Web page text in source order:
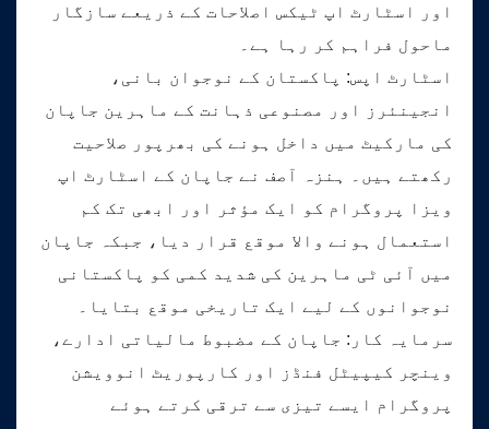
اور اسٹارٹ اپ ٹیکس اصلاحات کے ذریعے سازگار
ماحول فراہم کر رہا ہے۔
اسٹارٹ اپس: پاکستان کے نوجوان بانی،
انجینئرز اور مصنوعی ذہانت کے ماہرین جاپان
کی مارکیٹ میں داخل ہونے کی بھرپور صلاحیت
رکھتے ہیں۔ ہنزہ آصف نے جاپان کے اسٹارٹ اپ
ویزا پروگرام کو ایک مؤثر اور ابھی تک کم
استعمال ہونے والا موقع قرار دیا، جبکہ جاپان
میں آئی ٹی ماہرین کی شدید کمی کو پاکستانی
نوجوانوں کے لیے ایک تاریخی موقع بتایا۔
سرمایہ کار: جاپان کے مضبوط مالیاتی ادارے،
وینچر کیپیٹل فنڈز اور کارپوریٹ انوویشن
پروگرام ایسے تیزی سے ترقی کرتے ہوئے